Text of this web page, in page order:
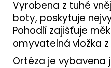
Vyrobena z tuhé
boty, poskytuje
Pohodlí zajišťuje
omyvatelná vložka
Ortéza je vybavena